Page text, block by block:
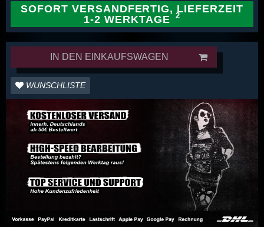
SOFORT VERSANDFERTIG, LIEFERZEIT
1-2 WERKTAGE
IN DEN EINKAUFSWAGEN
WUNSCHLISTE